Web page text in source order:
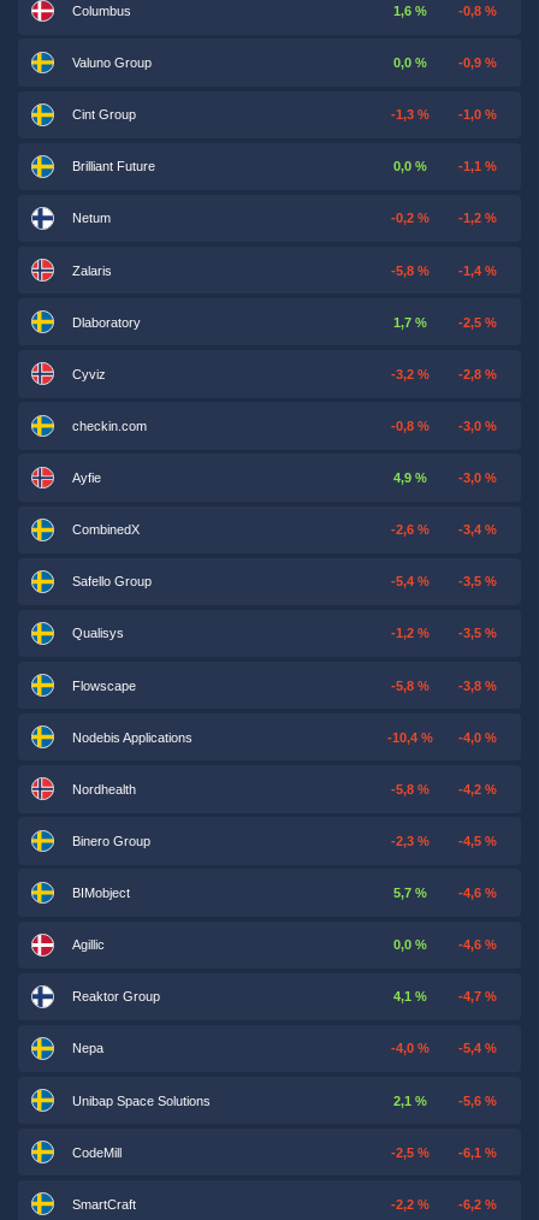
Columbus 1,6 % -0,8 %
Valuno Group 0,0 % -0,9 %
Cint Group -1,3 % -1,0 %
Brilliant Future 0,0 % -1,1 %
Netum -0,2 % -1,2 %
Zalaris -5,8 % -1,4 %
Dlaboratory 1,7 % -2,5 %
Cyviz -3,2 % -2,8 %
checkin.com -0,8 % -3,0 %
Ayfie 4,9 % -3,0 %
CombinedX -2,6 % -3,4 %
Safello Group -5,4 % -3,5 %
Qualisys -1,2 % -3,5 %
Flowscape -5,8 % -3,8 %
Nodebis Applications -10,4 % -4,0 %
Nordhealth -5,8 % -4,2 %
Binero Group -2,3 % -4,5 %
BIMobject 5,7 % -4,6 %
Agillic 0,0 % -4,6 %
Reaktor Group 4,1 % -4,7 %
Nepa -4,0 % -5,4 %
Unibap Space Solutions 2,1 % -5,6 %
CodeMill -2,5 % -6,1 %
SmartCraft -2,2 % -6,2 %